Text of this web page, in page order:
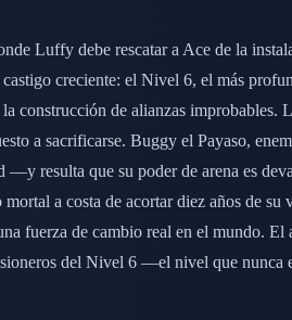
Luffy debe rescatar a Ace de la
creciente: el Nivel 6, el más
construcción de alianzas
a sacrificarse. Buggy el Payaso,
resulta que su poder de arena es
a costa de acortar diez años de
fuerza de cambio real en el mundo.
del Nivel 6 —el nivel que